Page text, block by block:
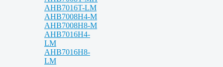
AHB7016T-LM
AHB7008H4-M
AHB7008H8-M
AHB7016H4-
LM
AHB7016H8-
LM